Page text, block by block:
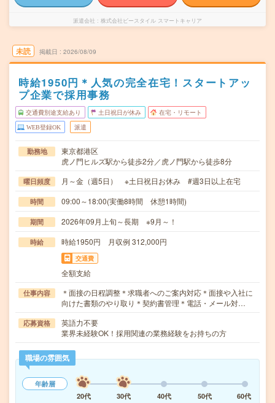
派遣会社 株式会社ビースタイル スマートキャリア
未読 掲載日 2026/08/09
時給1950円＊人気の完全在宅！スタートアッ
プ企業で採用事務
交通費別途支給あり 土日祝日が休み 在宅・リモート
WEB登録OK 派遣
勤務地
東京都港区
虎ノ門ヒルズ駅から徒歩2分／虎ノ門駅から徒歩8分
曜日頻度 月～金（週5日） ※土日祝日お休み #週3日以上在宅
時間 09:00～18:00(実働8時間 休憩1時間)
期間 2026年09月上旬～長期 ※9月～！
時給 時給1950円 月収例 312,000円
交通費
全額支給
仕事内容
＊面接の日程調整＊求職者へのご案内対応＊面接や入社に
向けた書類のやり取り＊契約書管理＊電話・メール対…
応募資格
英語力不要
業界未経験OK！採用関連の業務経験をお持ちの方
職場の雰囲気
年齢層
20代
30代 40代 50代
60代